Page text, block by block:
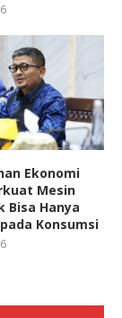
Ekonomi
Mesin
Bisa Hanya
Konsumsi